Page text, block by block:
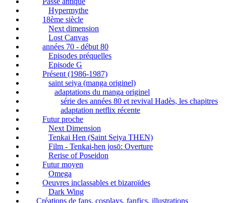
Hypermythe
18ème siècle
Next dimension
Lost Canvas
années 70 - début 80
Episodes préquelles
Episode G
Présent (1986-1987)
saint seiya (manga originel)
adaptations du manga originel
série des années 80 et revival Hadès, les chapitres
adaptation netflix récente
Futur proche
Next Dimension
Tenkai Hen (Saint Seiya THEN)
Film - Tenkai-hen josō: Overture
Rerise of Poseidon
Futur moyen
Omega
Oeuvres inclassables et bizaroïdes
Dark Wing
Créations de fans, cosplays, fanfics, illustrations